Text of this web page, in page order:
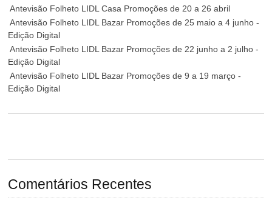
Antevisão Folheto LIDL Casa Promoções de 20 a 26 abril
Antevisão Folheto LIDL Bazar Promoções de 25 maio a 4 junho -
Edição Digital
Antevisão Folheto LIDL Bazar Promoções de 22 junho a 2 julho -
Edição Digital
Antevisão Folheto LIDL Bazar Promoções de 9 a 19 março -
Edição Digital
Comentários Recentes